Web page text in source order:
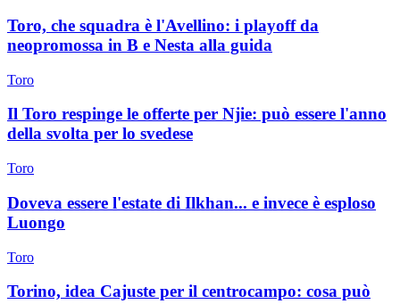
Toro, che squadra è l'Avellino: i playoff da
neopromossa in B e Nesta alla guida
Toro
Il Toro respinge le offerte per Njie: può essere l'anno
della svolta per lo svedese
Toro
Doveva essere l'estate di Ilkhan... e invece è esploso
Luongo
Toro
Torino, idea Cajuste per il centrocampo: cosa può